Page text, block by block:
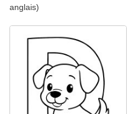
anglais)